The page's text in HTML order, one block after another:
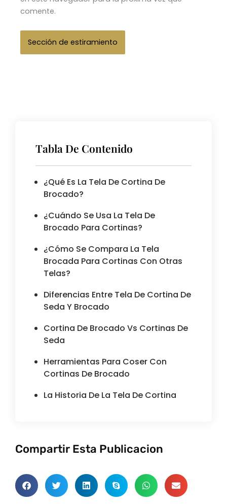
comente.
Tabla De Contenido
¿Qué Es La Tela De Cortina De
Brocado?
¿Cuándo Se Usa La Tela De
Brocado Para Cortinas?
¿Cómo Se Compara La Tela
Brocada Para Cortinas Con Otras
Telas?
Diferencias Entre Tela De Cortina De
Seda Y Brocado
Cortina De Brocado Vs Cortinas De
Seda
Herramientas Para Coser Con
Cortinas De Brocado
La Historia De La Tela De Cortina
Compartir Esta Publicacion